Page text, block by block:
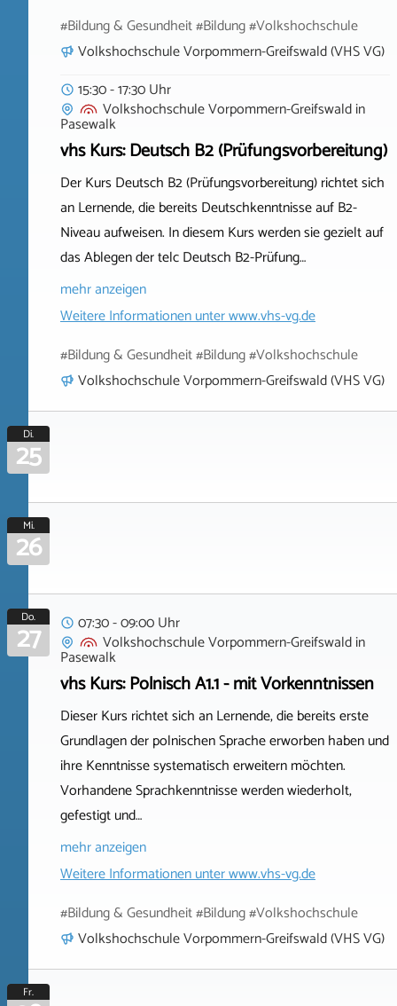
#Bildung & Gesundheit #Bildung #Volkshochschule
Volkshochschule Vorpommern-Greifswald (VHS VG)
15:30 - 17:30 Uhr
Volkshochschule Vorpommern-Greifswaldin
Pasewalk
vhs Kurs: Deutsch B2 (Prüfungsvorbereitung)
Der Kurs Deutsch B2 (Prüfungsvorbereitung) richtet sich
an Lernende, die bereits Deutschkenntnisse auf B2-
Niveau aufweisen. In diesem Kurs werden sie gezielt auf
das Ablegen der telc Deutsch B2-Prüfung…
mehr anzeigen
Weitere Informationen unterwww.vhs-vg.de
#Bildung & Gesundheit #Bildung #Volkshochschule
Volkshochschule Vorpommern-Greifswald (VHS VG)
Di.
25
Mi.
26
Do.
27
07:30 - 09:00 Uhr
Volkshochschule Vorpommern-Greifswaldin
Pasewalk
vhs Kurs: Polnisch A1.1 - mit Vorkenntnissen
Dieser Kurs richtet sich an Lernende, die bereits erste
Grundlagen der polnischen Sprache erworben haben und
ihre Kenntnisse systematisch erweitern möchten.
Vorhandene Sprachkenntnisse werden wiederholt,
gefestigt und…
mehr anzeigen
Weitere Informationen unterwww.vhs-vg.de
#Bildung & Gesundheit #Bildung #Volkshochschule
Volkshochschule Vorpommern-Greifswald (VHS VG)
Fr.